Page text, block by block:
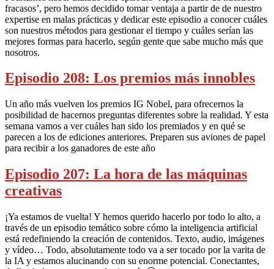
fracasos’, pero hemos decidido tomar ventaja a partir de de nuestro
expertise en malas prácticas y dedicar este episodio a conocer cuáles
son nuestros métodos para gestionar el tiempo y cuáles serían las
mejores formas para hacerlo, según gente que sabe mucho más que
nosotros.
Episodio 208: Los premios más innobles
Un año más vuelven los premios IG Nobel, para ofrecernos la
posibilidad de hacernos preguntas diferentes sobre la realidad. Y esta
semana vamos a ver cuáles han sido los premiados y en qué se
parecen a los de ediciones anteriores. Preparen sus aviones de papel
para recibir a los ganadores de este año
Episodio 207: La hora de las máquinas
creativas
¡Ya estamos de vuelta! Y hemos querido hacerlo por todo lo alto, a
través de un episodio temático sobre cómo la inteligencia artificial
está redefiniendo la creación de contenidos. Texto, audio, imágenes
y vídeo… Todo, absolutamente todo va a ser tocado por la varita de
la IA y estamos alucinando con su enorme potencial. Conectantes,